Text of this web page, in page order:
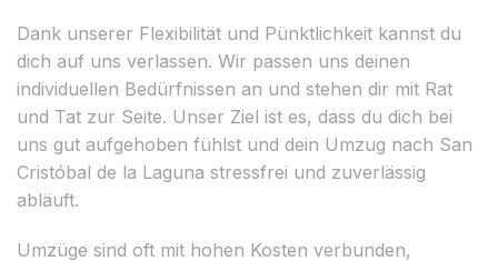
Dank unserer Flexibilität und Pünktlichkeit kannst du
dich auf uns verlassen. Wir passen uns deinen
individuellen Bedürfnissen an und stehen dir mit Rat
und Tat zur Seite. Unser Ziel ist es, dass du dich bei
uns gut aufgehoben fühlst und dein Umzug nach San
Cristóbal de la Laguna stressfrei und zuverlässig
abläuft.
Umzüge sind oft mit hohen Kosten verbunden,